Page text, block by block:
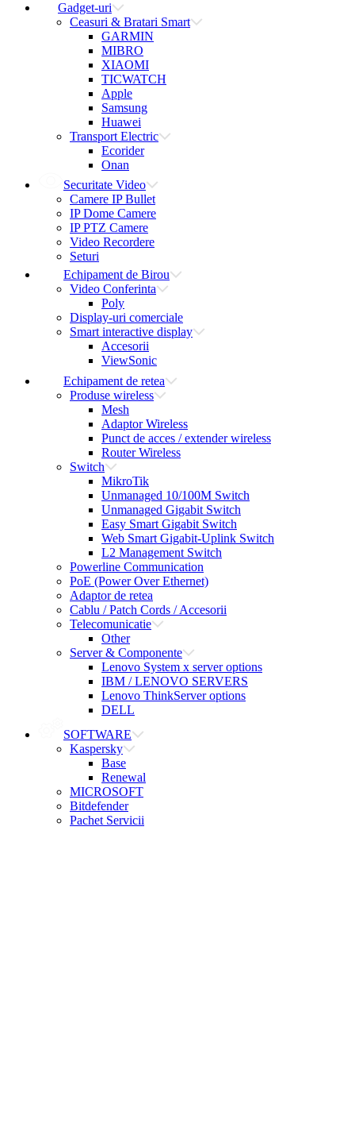
Gadget-uri
Ceasuri & Bratari Smart
GARMIN
MIBRO
XIAOMI
TICWATCH
Apple
Samsung
Huawei
Transport Electric
Ecorider
Onan
Securitate Video
Camere IP Bullet
IP Dome Camere
IP PTZ Camere
Video Recordere
Seturi
Echipament de Birou
Video Conferinta
Poly
Display-uri comerciale
Smart interactive display
Accesorii
ViewSonic
Echipament de retea
Produse wireless
Mesh
Adaptor Wireless
Punct de acces / extender wireless
Router Wireless
Switch
MikroTik
Unmanaged 10/100M Switch
Unmanaged Gigabit Switch
Easy Smart Gigabit Switch
Web Smart Gigabit-Uplink Switch
L2 Management Switch
Powerline Communication
PoE (Power Over Ethernet)
Adaptor de retea
Cablu / Patch Cords / Accesorii
Telecomunicatie
Other
Server & Componente
Lenovo System x server options
IBM / LENOVO SERVERS
Lenovo ThinkServer options
DELL
SOFTWARE
Kaspersky
Base
Renewal
MICROSOFT
Bitdefender
Pachet Servicii